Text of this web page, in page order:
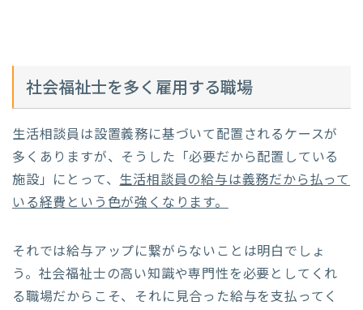
社会福祉士を多く雇用する職場
生活相談員は設置義務に基づいて配置されるケースが
多くありますが、そうした「必要だから配置している
施設」にとって、 生活相談員の給与は義務だから払って
いる経費という色が強くなります。
それでは給与アップに繋がらないことは明白でしょ
う。社会福祉士の高い知識や専門性を必要としてくれ
る職場だからこそ、それに見合った給与を支払ってく